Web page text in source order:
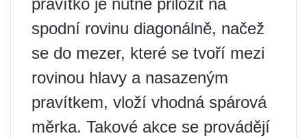
pravítko je nutné přiložit na
spodní rovinu diagonálně, načež
se do mezer, které se tvoří mezi
rovinou hlavy a nasazeným
pravítkem, vloží vhodná spárová
měrka. Takové akce se provádějí